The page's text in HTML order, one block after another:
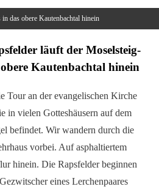
das obere Kautenbachtal hinein
läuft der Moselsteig-
Kautenbachtal hinein
Tour an der evangelischen Kirche
in vielen Gotteshäusern auf dem
befindet. Wir wandern durch die
vorbei. Auf asphaltiertem
hinein. Die Rapsfelder beginnen
eines Lerchenpaares